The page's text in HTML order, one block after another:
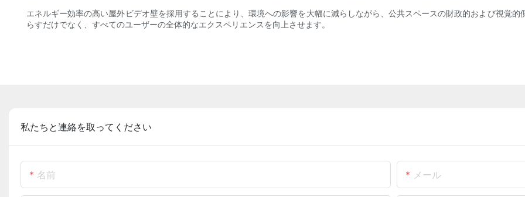
エネルギー効率の高い屋外ビデオ壁を採用することにより、環境への影響を大幅に減らしながら、公共スペースの財政的および視覚
らすだけでなく、すべてのユーザーの全体的なエクスペリエンスを向上させます。
私たちと連絡を取ってください
名前 メール